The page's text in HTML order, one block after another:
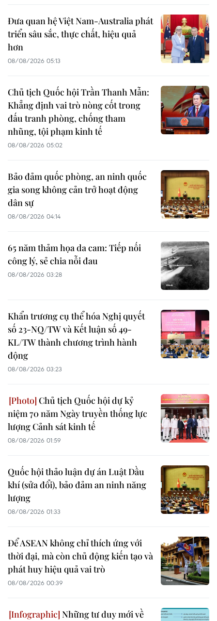
Đưa quan hệ Việt Nam-Australia phát
triển sâu sắc, thực chất, hiệu quả
hơn
08/08/2026 05:13
Chủ tịch Quốc hội Trần Thanh Mẫn:
Khẳng định vai trò nòng cốt trong
đấu tranh phòng, chống tham
nhũng, tội phạm kinh tế
08/08/2026 05:02
Bảo đảm quốc phòng, an ninh quốc
gia song không cản trở hoạt động
dân sự
08/08/2026 04:14
65 năm thảm họa da cam: Tiếp nối
công lý, sẻ chia nỗi đau
08/08/2026 03:28
Khẩn trương cụ thể hóa Nghị quyết
số 23-NQ/TW và Kết luận số 49-
KL/TW thành chương trình hành
động
08/08/2026 03:23
Chủ tịch Quốc hội dự kỷ
niệm 70 năm Ngày truyền thống lực
lượng Cảnh sát kinh tế
08/08/2026 01:59
Quốc hội thảo luận dự án Luật Dầu
khí (sửa đổi), bảo đảm an ninh năng
lượng
08/08/2026 01:33
Để ASEAN không chỉ thích ứng với
thời đại, mà còn chủ động kiến tạo và
phát huy hiệu quả vai trò
08/08/2026 00:39
Những tư duy mới về